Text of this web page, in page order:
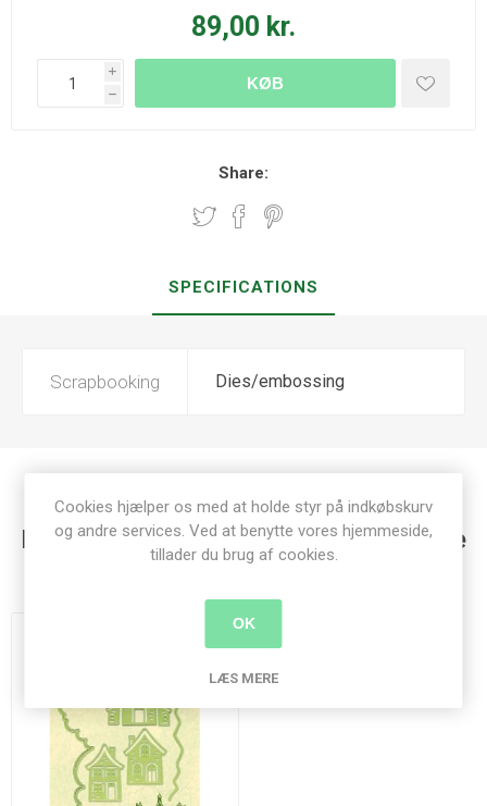
89,00 kr.
i
h
KØB
Share:
SPECIFICATIONS
Scrapbooking Dies/embossing
Kunder der har købt denne vare købte
også
Cookies hjælper os med at holde styr på indkøbskurv
og andre services. Ved at benytte vores hjemmeside,
tillader du brug af cookies.
OK
LÆS MERE